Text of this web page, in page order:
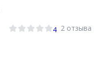
4 2 отзыва